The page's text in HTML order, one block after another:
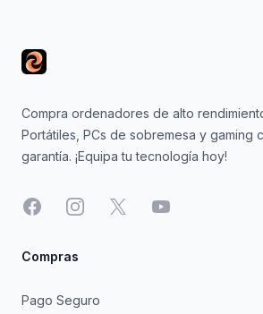
Compra ordenadores de alto
Portátiles, PCs de sobremesa y gaming
garantía. ¡Equipa tu tecnología hoy!
FacebookInstagram
X YouTube
Compras
Pago Seguro